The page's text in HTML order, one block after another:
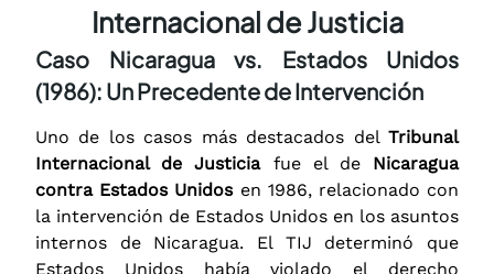
Internacional de Justicia
Caso Nicaragua vs. Estados Unidos
(1986): Un Precedente de Intervención
Uno de los casos más destacados del Tribunal
Internacional de Justiciafue el de Nicaragua
contra Estados Unidosen 1986, relacionado con
la intervención de Estados Unidos en los asuntos
internos de Nicaragua. El TIJ determinó que
Estados Unidos había violado el derecho